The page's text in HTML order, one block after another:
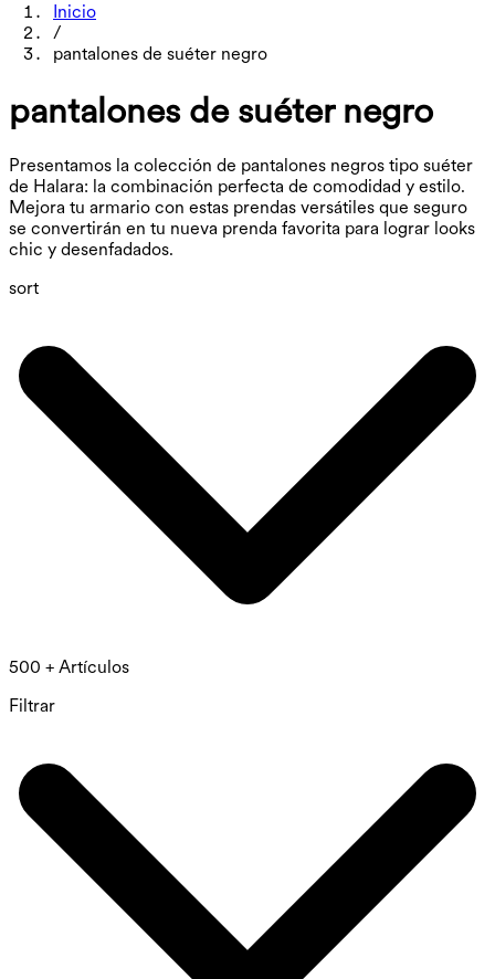
Inicio
/
pantalones de suéter negro
pantalones de suéter negro
Presentamos la colección de pantalones negros tipo suéter
de Halara: la combinación perfecta de comodidad y estilo.
Mejora tu armario con estas prendas versátiles que seguro
se convertirán en tu nueva prenda favorita para lograr looks
chic y desenfadados.
sort
500 + Artículos
Filtrar